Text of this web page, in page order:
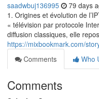
saadwbuj136995 79 days
1. Origines et évolution de
« télévision par protocole
diffusion classiques, elle
https://mixbookmark.com/
Comments
Who
Comments